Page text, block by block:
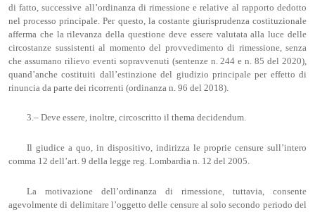
di fatto, successive all’ordinanza di rimessione e relative al rapporto dedotto
nel processo principale. Per questo, la costante giurisprudenza costituzionale
afferma che la rilevanza della questione deve essere valutata alla luce delle
circostanze sussistenti al momento del provvedimento di rimessione, senza
che assumano rilievo eventi sopravvenuti (sentenze n. 244 e n. 85 del 2020),
quand’anche costituiti dall’estinzione del giudizio principale per effetto di
rinuncia da parte dei ricorrenti (ordinanza n. 96 del 2018).
3.– Deve essere, inoltre, circoscritto il thema decidendum.
Il giudice a quo, in dispositivo, indirizza le proprie censure sull’intero
comma 12 dell’art. 9 della legge reg. Lombardia n. 12 del 2005.
La motivazione dell’ordinanza di rimessione, tuttavia, consente
agevolmente di delimitare l’oggetto delle censure al solo secondo periodo del